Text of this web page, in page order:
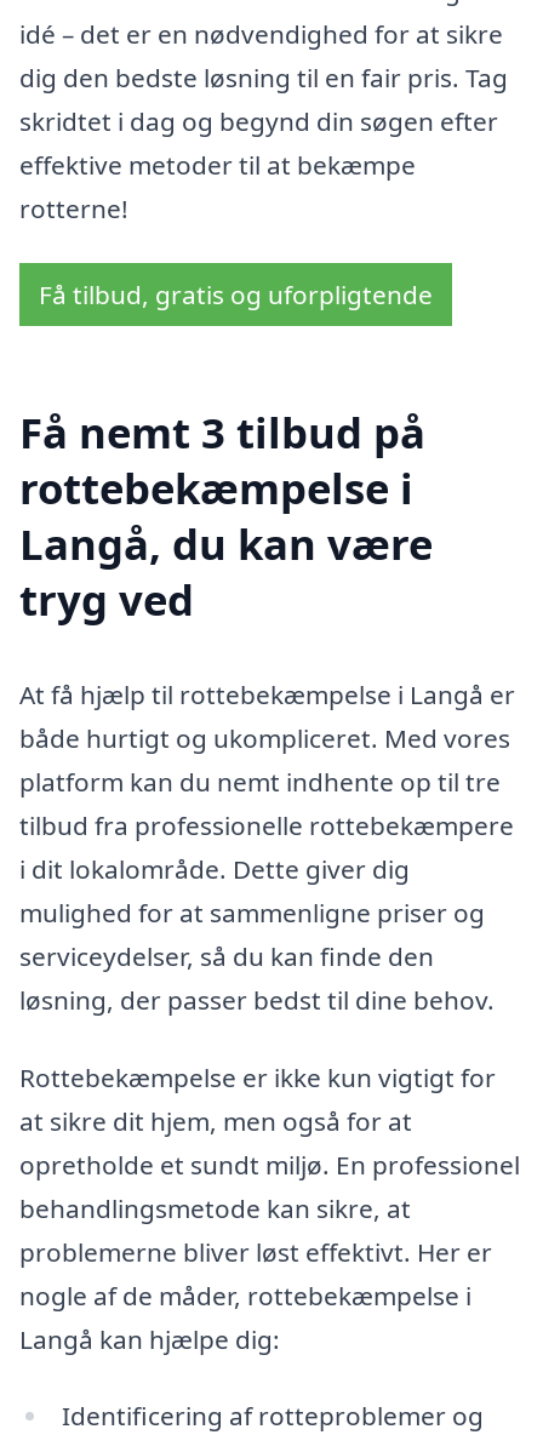
idé – det er en nødvendighed for at sikre
dig den bedste løsning til en fair pris. Tag
skridtet i dag og begynd din søgen efter
effektive metoder til at bekæmpe
rotterne!
Få tilbud, gratis og uforpligtende
Få nemt 3 tilbud på
rottebekæmpelse i
Langå, du kan være
tryg ved
At få hjælp til rottebekæmpelse i Langå er
både hurtigt og ukompliceret. Med vores
platform kan du nemt indhente op til tre
tilbud fra professionelle rottebekæmpere
i dit lokalområde. Dette giver dig
mulighed for at sammenligne priser og
serviceydelser, så du kan finde den
løsning, der passer bedst til dine behov.
Rottebekæmpelse er ikke kun vigtigt for
at sikre dit hjem, men også for at
opretholde et sundt miljø. En professionel
behandlingsmetode kan sikre, at
problemerne bliver løst effektivt. Her er
nogle af de måder, rottebekæmpelse i
Langå kan hjælpe dig:
Identificering af rotteproblemer og